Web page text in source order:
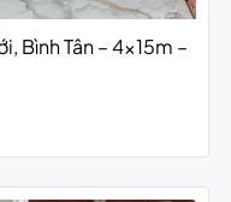
Bình Tân – 4x15m –